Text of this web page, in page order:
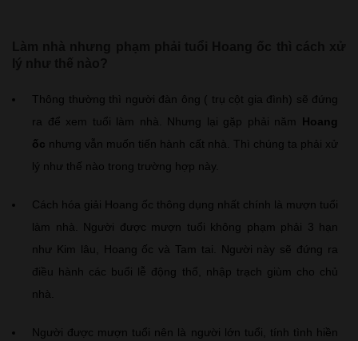
Thông thường thì người đàn ông ( trụ cột gia đình) sẽ đứng
ra để xem tuổi làm nhà. Nhưng lại gặp phải năm Hoang
ốc nhưng vẫn muốn tiến hành cất nhà. Thì chúng ta phải xử
lý như thế nào trong trường hợp này.
Cách hóa giải Hoang ốc thông dụng nhất chính là mượn tuổi
làm nhà. Người được mượn tuổi không phạm phải 3 hạn
như Kim lâu, Hoang ốc và Tam tai. Người này sẽ đứng ra
điều hành các buổi lễ động thổ, nhập trạch giùm cho chủ
nhà.
Người được mượn tuổi nên là người lớn tuổi, tính tình hiền